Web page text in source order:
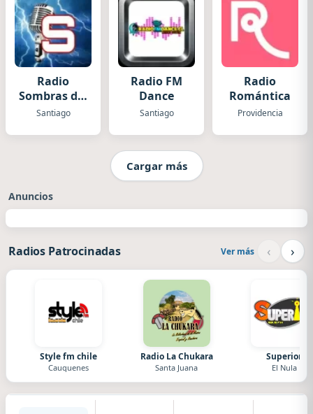
Radio
Sombras del
Ayer
Santiago
Radio FM
Dance
Santiago
Radio
Romántica
Providencia
Cargar más
Anuncios
Radios Patrocinadas Ver más ‹ ›
Style fm chile
Cauquenes
Radio La Chukara
Santa Juana
Superior
El Nula